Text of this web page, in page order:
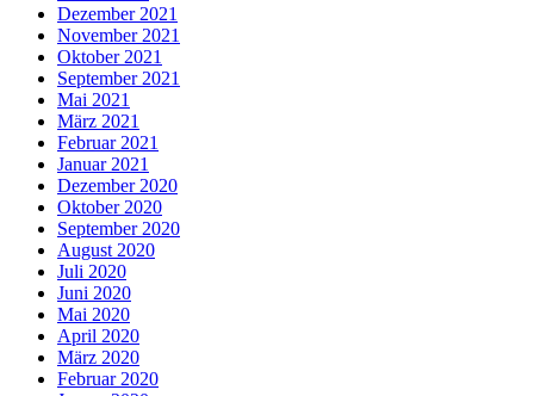
Dezember 2021
November 2021
Oktober 2021
September 2021
Mai 2021
März 2021
Februar 2021
Januar 2021
Dezember 2020
Oktober 2020
September 2020
August 2020
Juli 2020
Juni 2020
Mai 2020
April 2020
März 2020
Februar 2020